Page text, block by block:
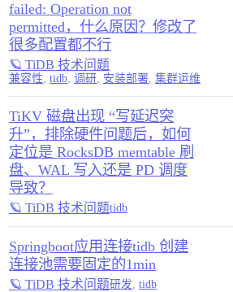
failed: Operation not
permitted，什么原因？修改了
很多配置都不行
🪐 TiDB 技术问题
兼容性, tidb, 调研, 安装部署, 集群运维
TiKV 磁盘出现 “写延迟突
升”，排除硬件问题后，如何
定位是 RocksDB memtable 刷
盘、WAL 写入还是 PD 调度
导致？
🪐 TiDB 技术问题tidb
Springboot应用连接tidb 创建
连接池需要固定的1min
🪐 TiDB 技术问题研发 tidb